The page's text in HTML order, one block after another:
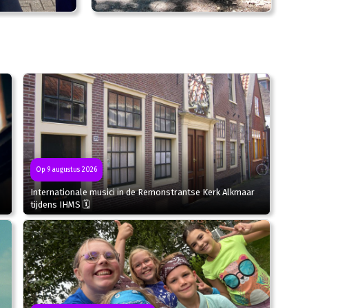
Op 9 augustus 2026
Internationale musici in de Remonstrantse Kerk Alkmaar
tijdens IHMS 🗓